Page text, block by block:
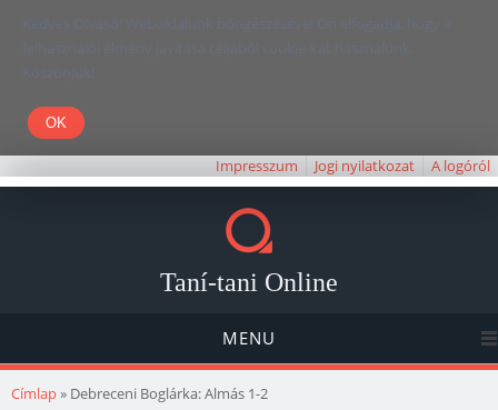
Kedves Olvasó! Weboldalunk böngészésével Ön elfogadja, hogy a
felhasználói élmény javítása céljából cookie-kat használunk.
Köszönjük!
Impresszum Jogi nyilatkozat A logóról
Taní-tani Online
MENU
Jelenlegi hely
Címlap» Debreceni Boglárka: Almás 1-2